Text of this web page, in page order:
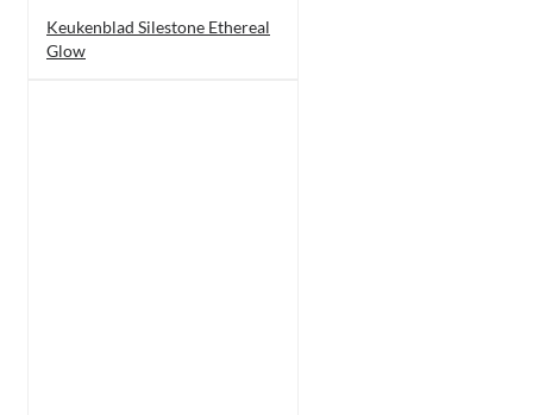
Keukenblad Silestone Ethereal
Glow